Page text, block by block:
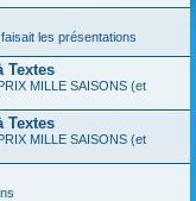
les présentations
Textes
MILLE SAISONS (et
Textes
MILLE SAISONS (et